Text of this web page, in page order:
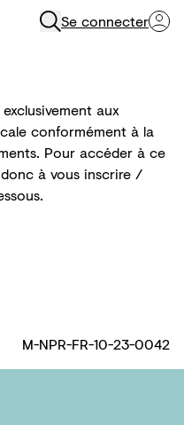
Se connecter
aux
conformément à la
Pour accéder à ce
à vous inscrire /
M-NPR-FR-10-23-0042